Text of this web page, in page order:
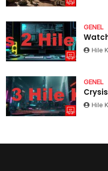
GENEL
Hile
GENEL
Hile